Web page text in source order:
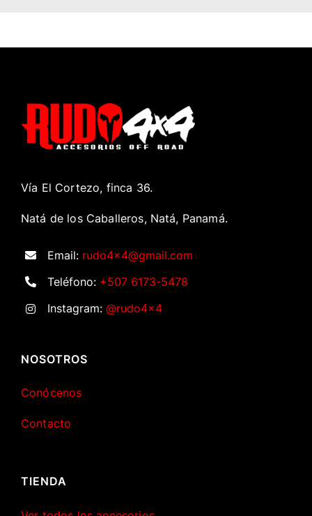
Vía El Cortezo, finca 36.
Natá de los Caballeros, Natá, Panamá.
Email: rudo4x4@gmail.com
Teléfono: +507 6173-5478
Instagram:@rudo4x4
NOSOTROS
Conócenos
Contacto
TIENDA